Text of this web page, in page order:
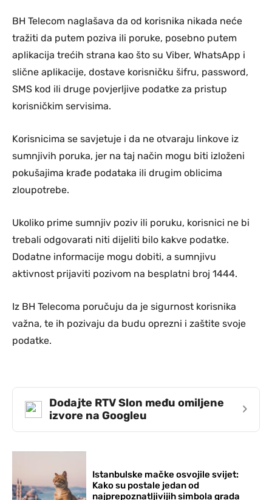
BH Telecom naglašava da od korisnika nikada neće
tražiti da putem poziva ili poruke, posebno putem
aplikacija trećih strana kao što su Viber, WhatsApp i
slične aplikacije, dostave korisničku šifru, password,
SMS kod ili druge povjerljive podatke za pristup
korisničkim servisima.
Korisnicima se savjetuje i da ne otvaraju linkove iz
sumnjivih poruka, jer na taj način mogu biti izloženi
pokušajima krađe podataka ili drugim oblicima
zloupotrebe.
Ukoliko prime sumnjiv poziv ili poruku, korisnici ne bi
trebali odgovarati niti dijeliti bilo kakve podatke.
Dodatne informacije mogu dobiti, a sumnjivu
aktivnost prijaviti pozivom na besplatni broj 1444.
Iz BH Telecoma poručuju da je sigurnost korisnika
važna, te ih pozivaju da budu oprezni i zaštite svoje
podatke.
Dodajte RTV Slon među omiljene
izvore na Googleu
›
Istanbulske mačke osvojile svijet:
Kako su postale jedan od
najprepoznatljivijih simbola grada